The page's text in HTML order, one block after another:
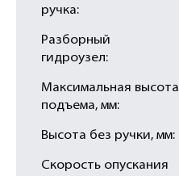
ручка:
Разборный
гидроузел:
Максимальная высота
подъема, мм:
Высота без ручки, мм:
Скорость опускания